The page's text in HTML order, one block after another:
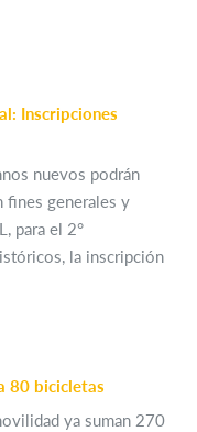
Inscripciones
nuevos podrán
fines generales y
para el 2°
la inscripción
80 bicicletas
ya suman 270